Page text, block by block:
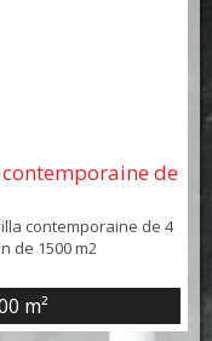
de
contemporaine de 4
de 1500 m2
m²